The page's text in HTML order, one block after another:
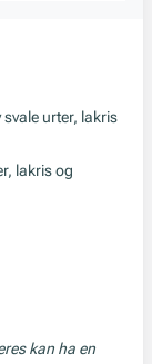
urter, lakris
lakris og
kan ha en